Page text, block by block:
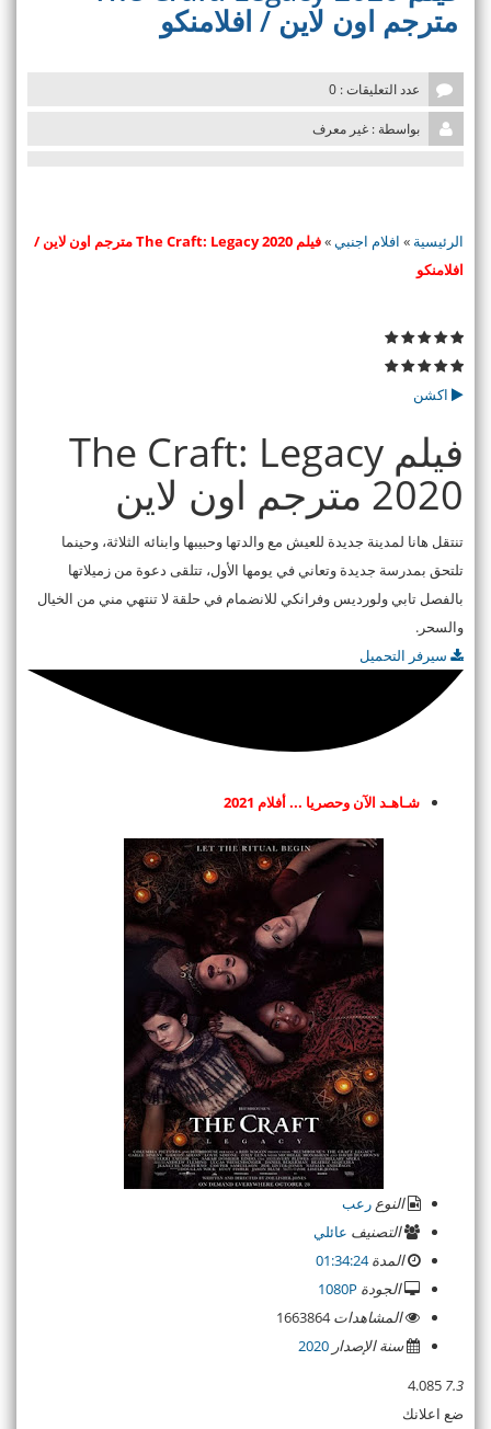
مترجم اون لاين / افلامنكو
عدد التعليقات : 0
بواسطة : غير معرف
الرئيسية » افلام اجنبي»
فيلم The Craft: Legacy 2020 مترجم اون لاين /
افلامنكو
اكشن
فيلم The Craft: Legacy
2020 مترجم اون لاين
تنتقل هانا لمدينة جديدة للعيش مع والدتها وحبيبها وابنائه الثلاثة، وحينما
تلتحق بمدرسة جديدة وتعاني في يومها الأول، تتلقى دعوة من زميلاتها
بالفصل تابي ولورديس وفرانكي للانضمام في حلقة لا تنتهي مني من الخيال
والسحر.
سيرفر التحميل
شـاهـد الآن وحصريا ... أفلام 2021
النوع رعب
التصنيف عائلي
المدة 01:34:24
الجودة 1080P
المشاهدات 1663864
سنة الإصدار 2020
7.3
4.085
ضع اعلانك